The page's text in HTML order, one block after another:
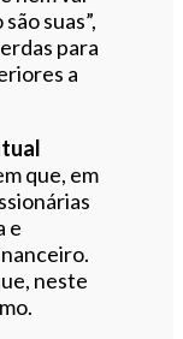
suas”,
para
a
que, em
e
neste